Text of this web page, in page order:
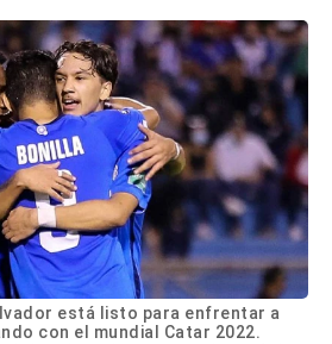
está listo para enfrentar a
con el mundial Catar 2022.